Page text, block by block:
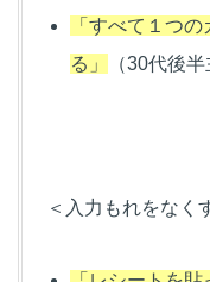
「すべて１つ
る」
（30代後
＜入力もれをなく